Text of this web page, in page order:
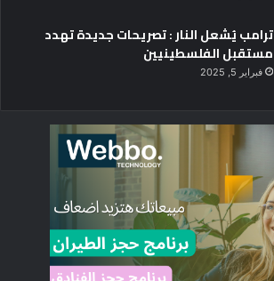
ترامب يُشعل النار : تصريحات جديدة تهدد
مستقبل الفلسطينيين
فبراير 5, 2025